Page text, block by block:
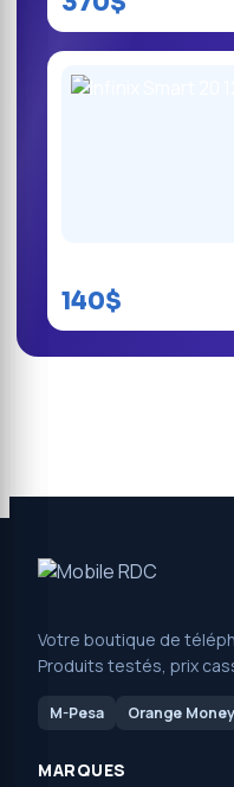
140$
Votre boutique de
Produits testés, prix
M-Pesa Orange Money
MARQUES